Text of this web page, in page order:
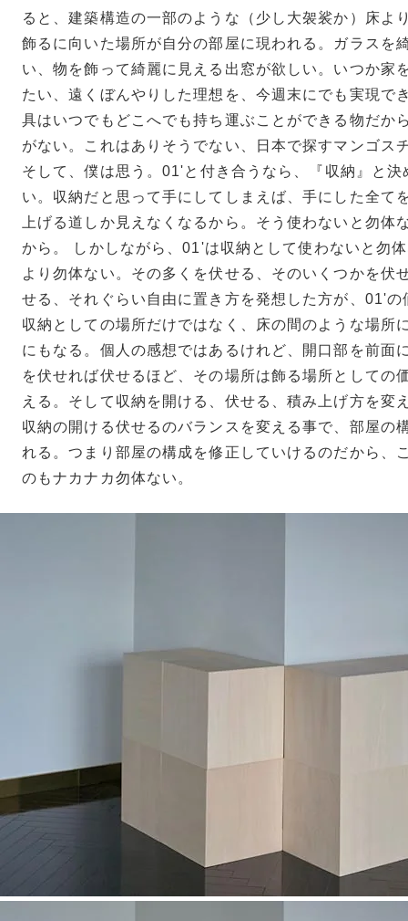
ると、建築構造の一部のような（少し大袈裟か）床よ
飾るに向いた場所が自分の部屋に現われる。ガラスを
い、物を飾って綺麗に見える出窓が欲しい。いつか家
たい、遠くぼんやりした理想を、今週末にでも実現で
具はいつでもどこへでも持ち運ぶことができる物だか
がない。これはありそうでない、日本で探すマンゴス
そして、僕は思う。01'と付き合うなら、『収納』と
い。収納だと思って手にしてしまえば、手にした全て
上げる道しか見えなくなるから。そう使わないと勿体
から。 しかしながら、01'は収納として使わないと勿
より勿体ない。その多くを伏せる、そのいくつかを伏
せる、それぐらい自由に置き方を発想した方が、01'の
収納としての場所だけではなく、床の間のような場所
にもなる。個人の感想ではあるけれど、開口部を前面
を伏せれば伏せるほど、その場所は飾る場所としての
える。そして収納を開ける、伏せる、積み上げ方を変
収納の開ける伏せるのバランスを変える事で、部屋の
れる。つまり部屋の構成を修正していけるのだから、
のもナカナカ勿体ない。